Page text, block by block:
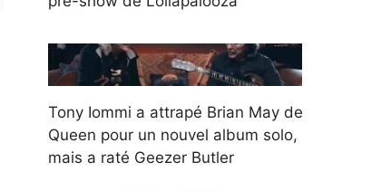
Tony Iommi a attrapé Brian May de
Queen pour un nouvel album solo,
mais a raté Geezer Butler